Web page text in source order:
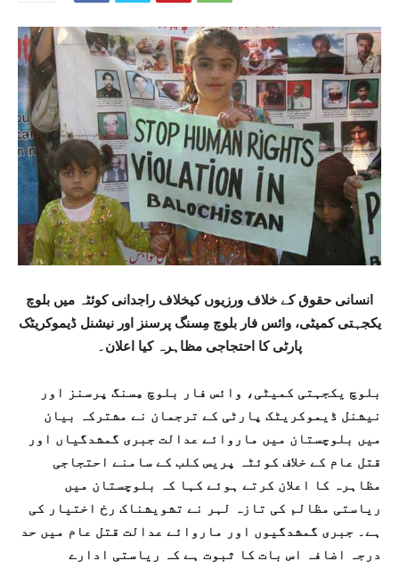
انسانی حقوق کے خلاف ورزیوں کیخلاف راجدانی کوئٹہ میں بلوچ
یکجہتی کمیٹی، وائس فار بلوچ مِسنگ پرسنز اور نیشنل ڈیموکریٹک
پارٹی کا احتجاجی مظاہرہ کیا اعلان۔
بلوچ یکجہتی کمیٹی، وائس فار بلوچ مِسنگ پرسنز اور
نیشنل ڈیموکریٹک پارٹی کے ترجمان نے مشترکہ بیان
میں بلوچستان میں ماروائے عدالت جبری گمشدگیاں اور
قتل عام کے خلاف کوئٹہ پریس کلب کے سامنے احتجاجی
مظاہرہ کا اعلان کرتے ہوئے کہا کہ بلوچستان میں
ریاستی مظالم کی تازہ لہر نے تشویشناک رخ اختیار کی
ہے۔ جبری گمشدگیوں اور ماروائے عدالت قتل عام میں حد
درجہ اضافہ اس بات کا ثبوت ہے کہ ریاستی ادارے